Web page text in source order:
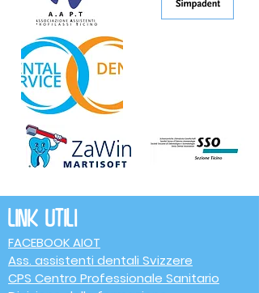
Link utili
FACEBOOK AIOT
Ass. assistenti dentali Svizzere
CPS Centro Professionale Sanitario